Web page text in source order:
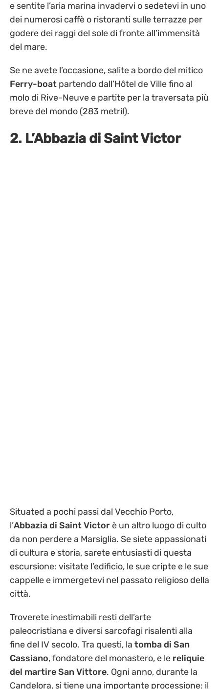
e sentite l’aria marina invadervi o sedetevi in uno
dei numerosi caffè o ristoranti sulle terrazze per
godere dei raggi del sole di fronte all’immensità
del mare.
Se ne avete l’occasione, salite a bordo del mitico
Ferry-boat partendo dall’Hôtel de Ville fino al
molo di Rive-Neuve e partite per la traversata più
breve del mondo (283 metri!).
2. L’Abbazia di Saint Victor
Situated a pochi passi dal Vecchio Porto,
l’Abbazia di Saint Victor è un altro luogo di culto
da non perdere a Marsiglia. Se siete appassionati
di cultura e storia, sarete entusiasti di questa
escursione: visitate l’edificio, le sue cripte e le sue
cappelle e immergetevi nel passato religioso della
città.
Troverete inestimabili resti dell’arte
paleocristiana e diversi sarcofagi risalenti alla
fine del IV secolo. Tra questi, la tomba di San
Cassiano, fondatore del monastero, e le reliquie
del martire San Vittore. Ogni anno, durante la
Candelora, si tiene una importante processione: il